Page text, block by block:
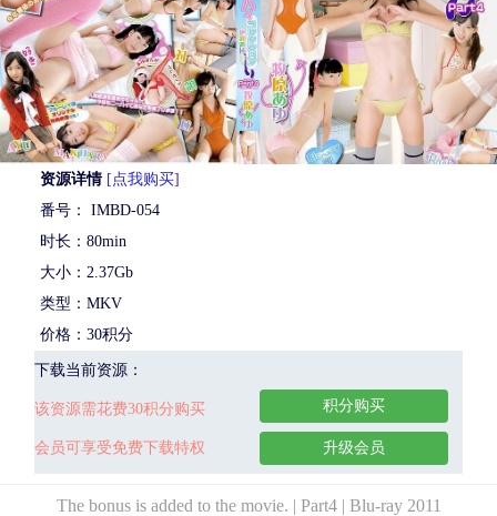
资源详情 [点我购买]
番号： IMBD-054
时长：80min
大小：2.37Gb
类型：MKV
价格：30积分
下载当前资源：
该资源需花费30积分购买
会员可享受免费下载特权
积分购买
升级会员
The bonus is added to the movie. | Part4 | Blu-ray 2011